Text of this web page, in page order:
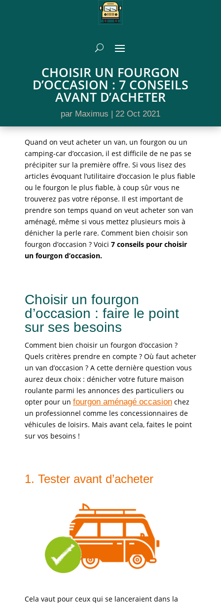
CHOISIR UN FOURGON
D’OCCASION : 7 CONSEILS
AVANT D’ACHETER
par Maximus | 22 Oct 2021
Quand on veut acheter un van, un fourgon ou un
camping-car d’occasion, il est difficile de ne pas se
précipiter sur la première offre. Si vous lisez des
articles évoquant l’utilitaire d’occasion le plus fiable
ou le fourgon le plus fiable, à coup sûr vous ne
trouverez pas votre réponse. Il est important de
prendre son temps quand on veut acheter son van
aménagé, même si vous mettez plusieurs mois à
dénicher la perle rare. Comment bien choisir son
fourgon d’occasion ? Voici 7 conseils pour choisir
un fourgon d’occasion.
Choisir un fourgon
d’occasion : faire le point
sur ses besoins
Comment bien choisir un fourgon d’occasion ?
Quels critères prendre en compte ? Où faut acheter
un van d’occasion ? A cette dernière question vous
aurez deux choix : dénicher votre future maison
roulante parmi les annonces des particuliers ou
opter pour un fourgon aménagé occasionchez
un professionnel comme les concessionnaires de
véhicules de loisirs. Mais avant cela, faites le point
sur vos besoins !
1. Tester avant d’acheter
Cela vaut pour ceux qui se lanceraient dans la